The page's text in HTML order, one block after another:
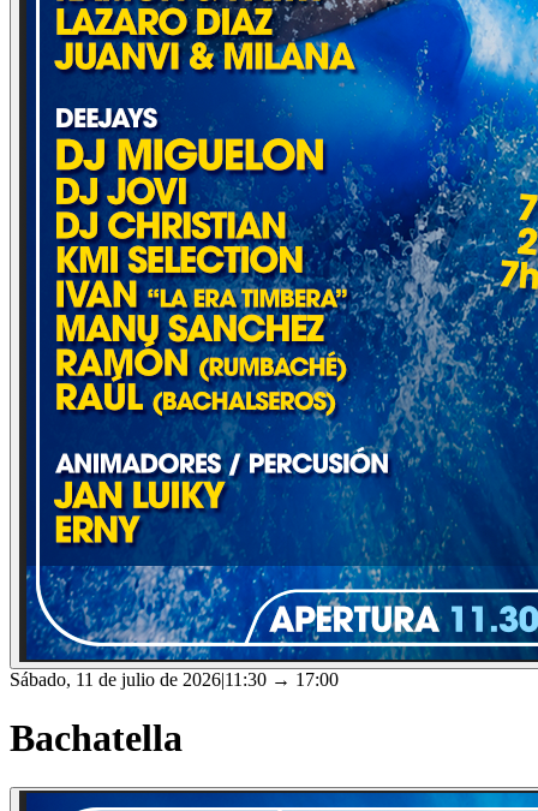
Sábado, 11 de julio de 2026|11:30 → 17:00
Bachatella